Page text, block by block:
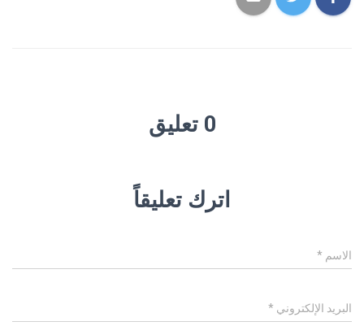
0 تعليق
اترك تعليقاً
الاسم *
البريد الإلكتروني *